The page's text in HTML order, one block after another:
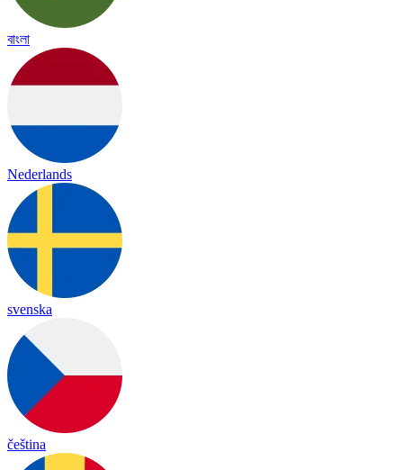
বাংলা
Nederlands
svenska
čeština